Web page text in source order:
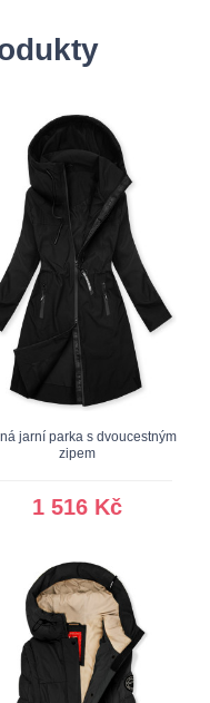
jarní parka s dvoucestným
zipem
1 516 Kč